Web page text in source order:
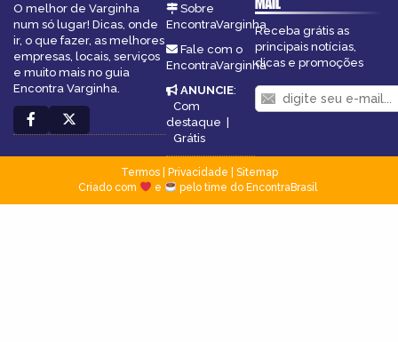
O melhor de Varginha
num só lugar! Dicas, onde
ir, o que fazer, as melhores
empresas, locais, serviços
e muito mais no guia
Encontra Varginha.
Sobre
EncontraVarginha
Fale com o
EncontraVarginha
ANUNCIE:
Com
destaque
Grátis
Receba grátis as
principais notícias,
dicas e promoções
Termos| Privacidade
Sitemap
Criado com
e pelo time do EncontraBrasil